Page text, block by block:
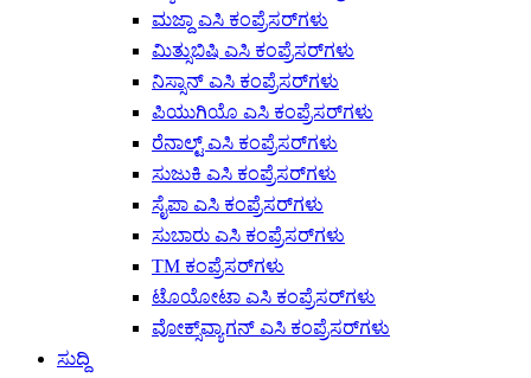
ಮಜ್ದಾ ಎಸಿ ಕಂಪ್ರೆಸರ್‌ಗಳು
ಮಿತ್ಸುಬಿಷಿ ಎಸಿ ಕಂಪ್ರೆಸರ್‌ಗಳು
ನಿಸ್ಸಾನ್ ಎಸಿ ಕಂಪ್ರೆಸರ್‌ಗಳು
ಪಿಯುಗಿಯೊ ಎಸಿ ಕಂಪ್ರೆಸರ್‌ಗಳು
ರೆನಾಲ್ಟ್ ಎಸಿ ಕಂಪ್ರೆಸರ್‌ಗಳು
ಸುಜುಕಿ ಎಸಿ ಕಂಪ್ರೆಸರ್‌ಗಳು
ಸೈಪಾ ಎಸಿ ಕಂಪ್ರೆಸರ್‌ಗಳು
ಸುಬಾರು ಎಸಿ ಕಂಪ್ರೆಸರ್‌ಗಳು
TM ಕಂಪ್ರೆಸರ್‌ಗಳು
ಟೊಯೋಟಾ ಎಸಿ ಕಂಪ್ರೆಸರ್‌ಗಳು
ವೋಕ್ಸ್‌ವ್ಯಾಗನ್ ಎಸಿ ಕಂಪ್ರೆಸರ್‌ಗಳು
ಸುದ್ದಿ